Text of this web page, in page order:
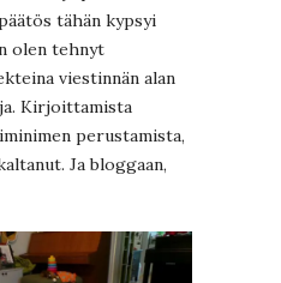
tähän kypsyi
olen tehnyt
viestinnän alan
Kirjoittamista
perustamista,
Ja bloggaan,